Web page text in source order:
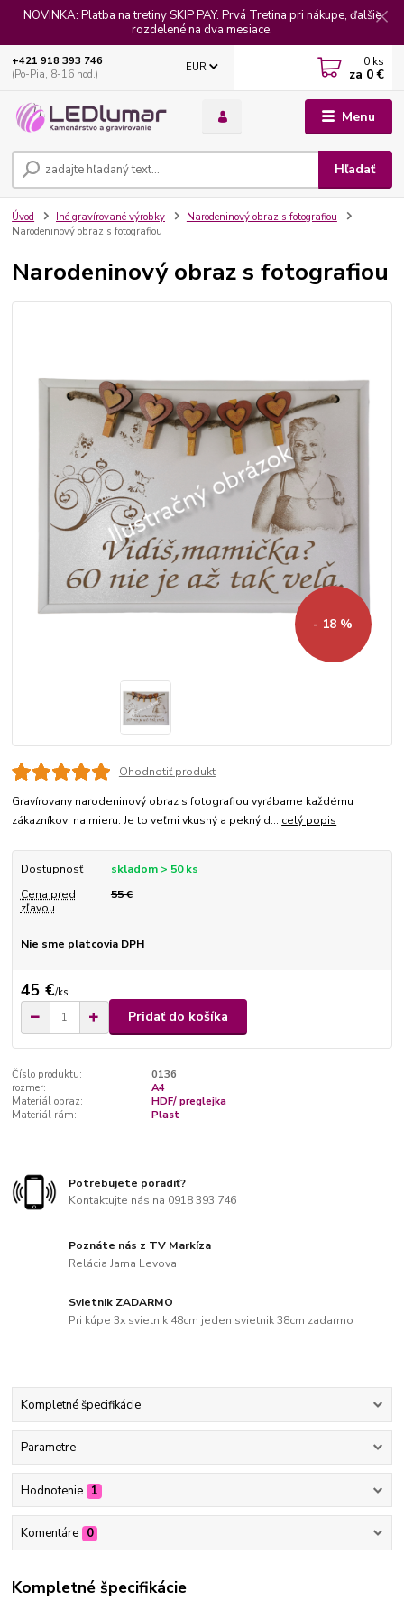
NOVINKA: Platba na tretiny SKIP PAY. Prvá Tretina pri nákupe, ďalšie
rozdelené na dva mesiace.
Menu
EUR
Hľadať
+421 918 393 746
(Po-Pia, 8-16 hod.)
0 ks
za 0 €
Úvod Iné gravírované výrobky
Narodeninový obraz s fotografiou
Narodeninový obraz s fotografiou
Narodeninový obraz s fotografiou
- 18 %
Ohodnotiť produkt
Gravírovany narodeninový obraz s fotografiou vyrábame každému
zákazníkovi na mieru. Je to veľmi vkusný a pekný d... celý popis
Dostupnosť
skladom > 50 ks
Cena pred
zľavou
55 €
Nie sme platcovia DPH
45 €/ks
Pridať do košíka
Číslo produktu:
0136
rozmer:
A4
Materiál obraz:
HDF/ preglejka
Materiál rám:
Plast
Potrebujete poradiť?
Kontaktujte nás na 0918 393 746
Poznáte nás z TV Markíza
Relácia Jama Levova
Svietnik ZADARMO
Pri kúpe 3x svietnik 48cm jeden svietnik 38cm zadarmo
Kompletné špecifikácie
Parametre
Hodnotenie 1
Komentáre 0
Kompletné špecifikácie